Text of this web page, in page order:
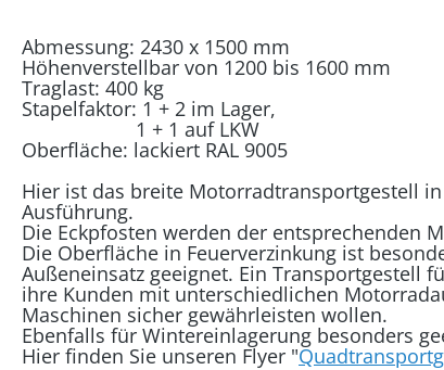
Abmessung: 2430 x 1500 mm
Höhenverstellbar von 1200 bis 1600 mm
Traglast: 400 kg
Stapelfaktor: 1 + 2 im Lager,
1 + 1 auf LKW
Oberfläche: lackiert RAL 9005
Hier ist das breite Motorradtransportgestell
Ausführung.
Die Eckpfosten werden der entsprechenden
Die Oberfläche in Feuerverzinkung ist
Außeneinsatz geeignet. Ein Transportgestell
ihre Kunden mit unterschiedlichen
Maschinen sicher gewährleisten wollen.
Ebenfalls für Wintereinlagerung besonders
Hier finden Sie unseren Flyer "